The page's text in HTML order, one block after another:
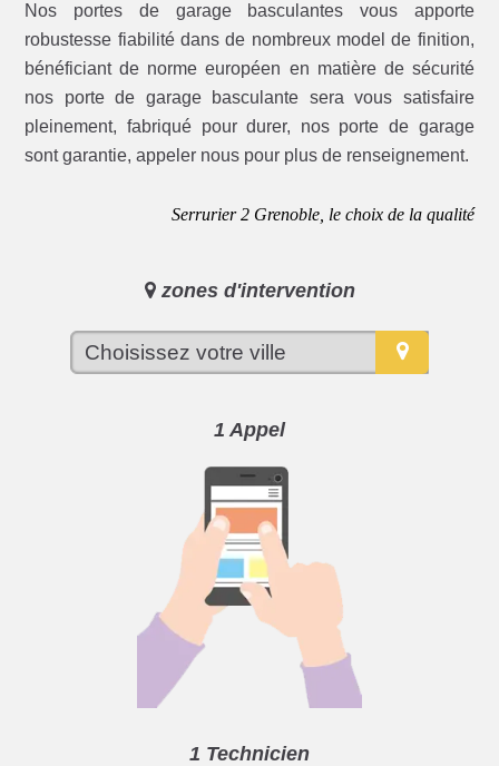
Nos portes de garage basculantes vous apporte
robustesse fiabilité dans de nombreux model de finition,
bénéficiant de norme européen en matière de sécurité
nos porte de garage basculante sera vous satisfaire
pleinement, fabriqué pour durer, nos porte de garage
sont garantie, appeler nous pour plus de renseignement.
Serrurier 2 Grenoble, le choix de la qualité
zones d'intervention
1 Appel
1 Technicien